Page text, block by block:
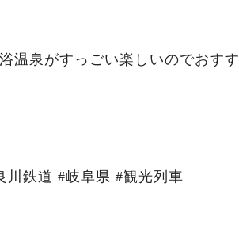
温泉がすっごい楽しいのでおすす
川鉄道 #岐阜県 #観光列車